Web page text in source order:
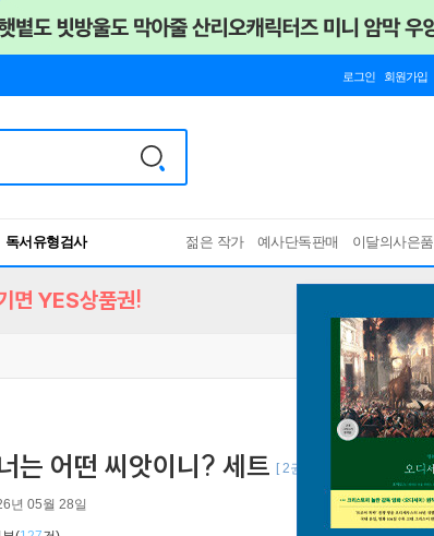
로그인 회원가입
독서유형검사
RBTI Lab
젊은 작가 예사단독판매 이달의사은품
면 YES상품권!
는 어떤 씨앗이니? 세트 [ 2권 ]
년 05월 28일